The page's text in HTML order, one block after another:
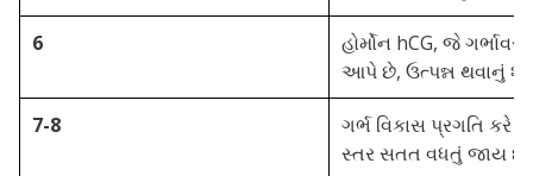
6
હોર્મોન hCG, જે
આપે છે, ઉત્પન્ન થવાનું
7-8
ગર્ભ વિકાસ પ્રગતિ કરે
સ્તર સતત વધતું જાય છે.